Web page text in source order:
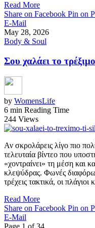
Read More
Share on Facebook Pin on
E-Mail
May 28, 2026
Body & Soul
Σου χαλάει το
by WomensLife
6 min Reading Time
244 Views
Αν σκρολάρεις λίγο πιο
τελευταία βίντεο που
«χοντραίνει» τη μέση και
κλεψύδρας. Φωνές
τρέχεις τακτικά, οι
Read More
Share on Facebook Pin on
E-Mail
Page 1 of34